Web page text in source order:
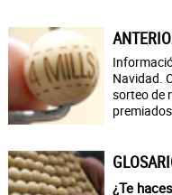
Navidad.
sorteo de
¿Te